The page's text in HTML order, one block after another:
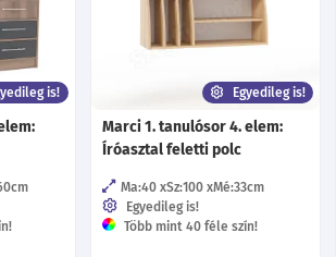
is!
cm
Egyedileg is!
Marci 1. tanulósor 4. elem:
Íróasztal feletti polc
Ma:40 Sz:100 Mé:33cm
Egyedileg is!
Több mint 40 féle szín!